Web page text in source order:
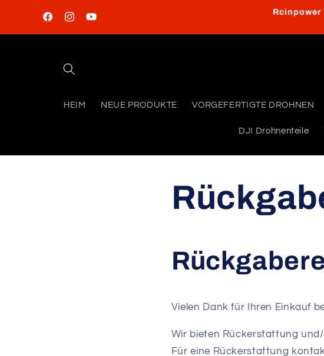
FacebookInstagramYouTube
Rcinpower
HEIM NEUE PRODUKTE VORGEFERTIGTE DROHNEN
DJI Drohnenteile
Vielen Dank für Ihren Einkauf
Wir bieten Rückerstattung
Für eine Rückerstattung